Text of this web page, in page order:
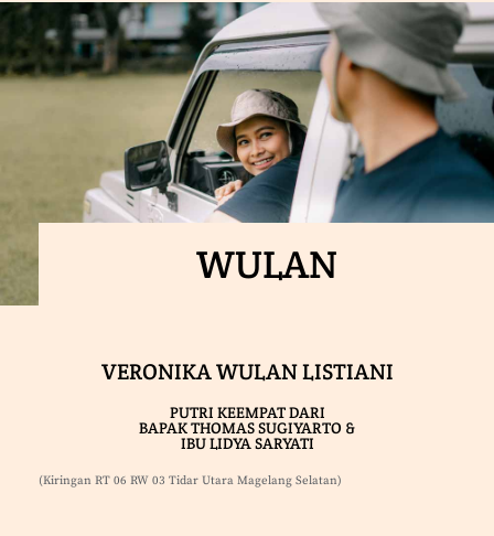
WULAN
VERONIKA WULAN LISTIANI
PUTRI KEEMPAT DARI
BAPAK THOMAS SUGIYARTO &
IBU LIDYA SARYATI
(Kiringan RT 06 RW 03 Tidar Utara Magelang Selatan)